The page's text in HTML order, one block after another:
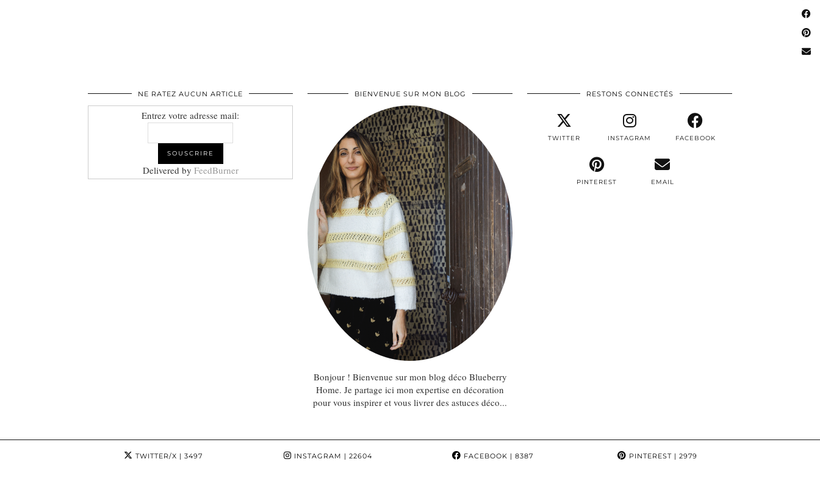
NE RATEZ AUCUN ARTICLE
Entrez votre adresse mail:
Delivered by FeedBurner
BIENVENUE SUR MON BLOG
Bonjour ! Bienvenue sur mon blog déco Blueberry
Home. Je partage ici mon expertise en décoration
pour vous inspirer et vous livrer des astuces déco...
RESTONS CONNECTÉS
TWITTER INSTAGRAM FACEBOOK
PINTEREST EMAIL
TWITTER/X | 3497 INSTAGRAM | 22604 FACEBOOK | 8387 PINTEREST| 2979